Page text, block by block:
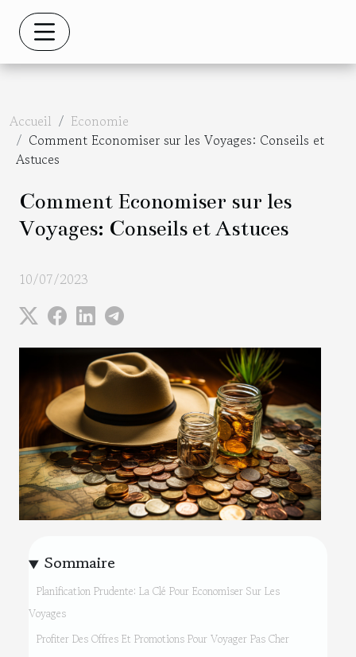
Accueil
Economie
Comment Economiser sur les Voyages: Conseils et
Astuces
Comment Economiser sur les
Voyages: Conseils et Astuces
10/07/2023
Sommaire
Planification Prudente: La Clé Pour Economiser Sur Les
Voyages
Profiter Des Offres Et Promotions Pour Voyager Pas Cher